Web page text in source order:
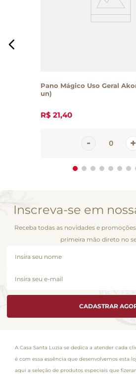
Pano Mágico Uso Geral
un)
R$ 21,40
Inscreva-se em
Receba todas as novidades e
primeira mão direto no
CADASTRAR
A Casa Santa Luzia se dedica a atender cada
é com essa essência que desenvolvemos esta
aqui a seleção de produtos especiais que